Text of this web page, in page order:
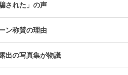
された」の声
ン称賛の理由
出の写真集が物議